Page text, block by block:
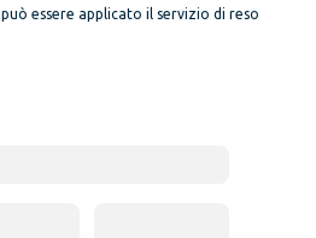
essere applicato il servizio di reso